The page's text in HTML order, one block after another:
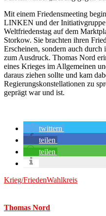
Mit einem Friedensmeeting
LINKEN und der Initiativgruppe
Weltfriedenstag auf dem
Storkow. Sie brachten ihren
Erscheinen, sondern auch
zum Ausdruck. Thomas Nord
eines Krieges im Allgemeinen
daraus ziehen sollte und kam
Regierungskonstellationen zu
geprägt war und ist.
twittern
teilen
teilen
Krieg/FriedenWahlkreis
Thomas Nord